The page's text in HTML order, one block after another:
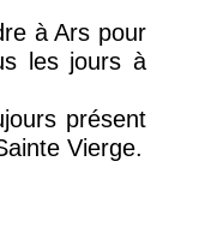
à Ars pour
les jours à
présent
Vierge.